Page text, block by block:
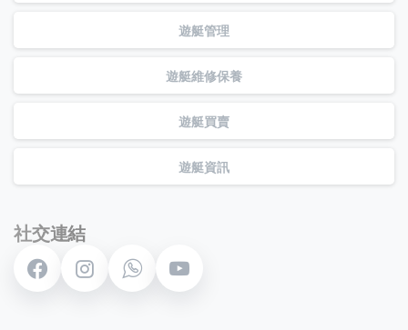
遊艇管理
遊艇維修保養
遊艇買賣
遊艇資訊
社交連結